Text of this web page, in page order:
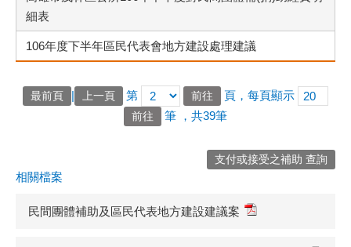
細表
106年度下半年區民代表會地方建設處理建議
最前頁 | 上一頁 第
頁，每頁顯示
筆 ，共39筆
支付或接受之補助 查詢
相關檔案
民間團體補助及區民代表地方建設建議案